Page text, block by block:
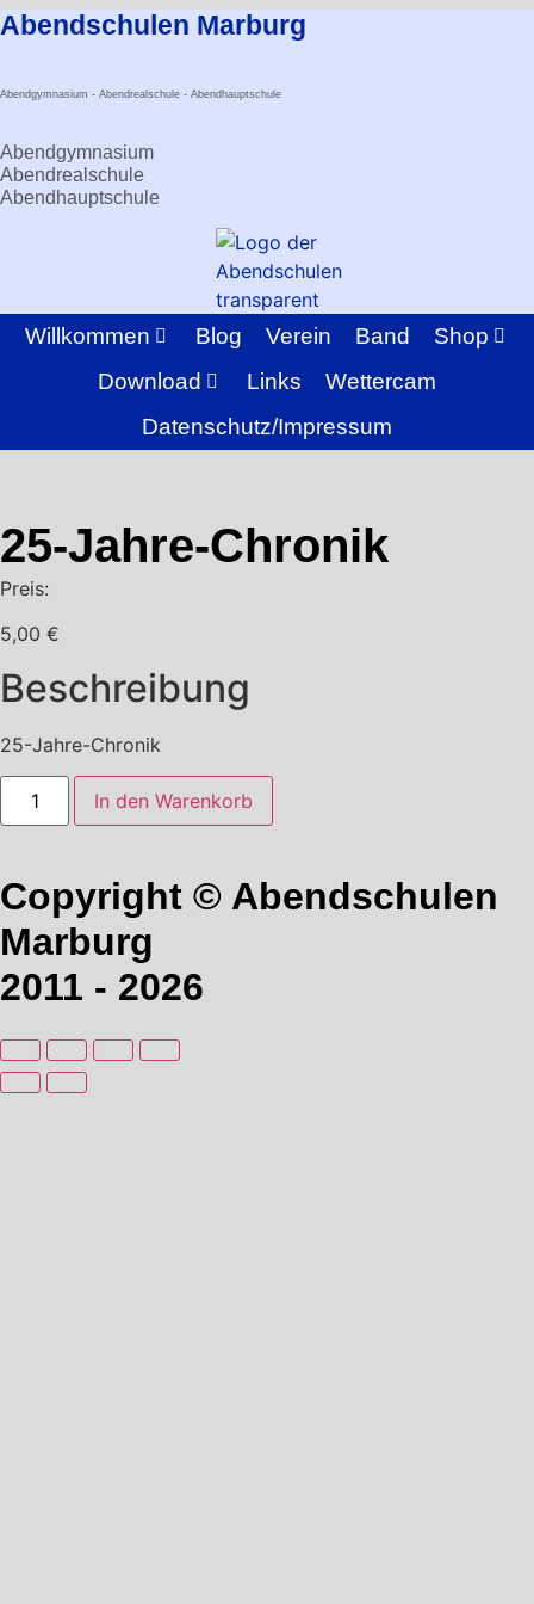
Zum
Inhalt
Abendschulen Marburg
Abendgymnasium - Abendrealschule - Abendhauptschule
Abendgymnasium
Abendrealschule
Abendhauptschule
Willkommen Blog Verein Band
Shop
Download
Links
Wettercam
Datenschutz/Impressum
25-Jahre-Chronik
Preis:
5,00 €
Beschreibung
25-Jahre-Chronik
25-
Jahre-
Chronik
In den Warenkorb
Copyright © Abendschulen
Marburg
2011 - 2026